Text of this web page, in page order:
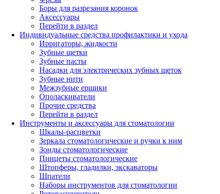
Боры для разрезания коронок
Аксессуары
Перейти в раздел
Индивидуальные средства профилактики и ухода
Ирригаторы, жидкости
Зубные щетки
Зубные пасты
Насадки для электрических зубных щеток
Зубные нити
Межзубные ершики
Ополаскиватели
Прочие средства
Перейти в раздел
Инструменты и аксессуары для стоматологии
Шкалы-расцветки
Зеркала стоматологические и ручки к ним
Зонды стоматологические
Пинцеты стоматологические
Штопферы, гладилки, экскаваторы
Шпатели
Наборы инструментов для стоматологии